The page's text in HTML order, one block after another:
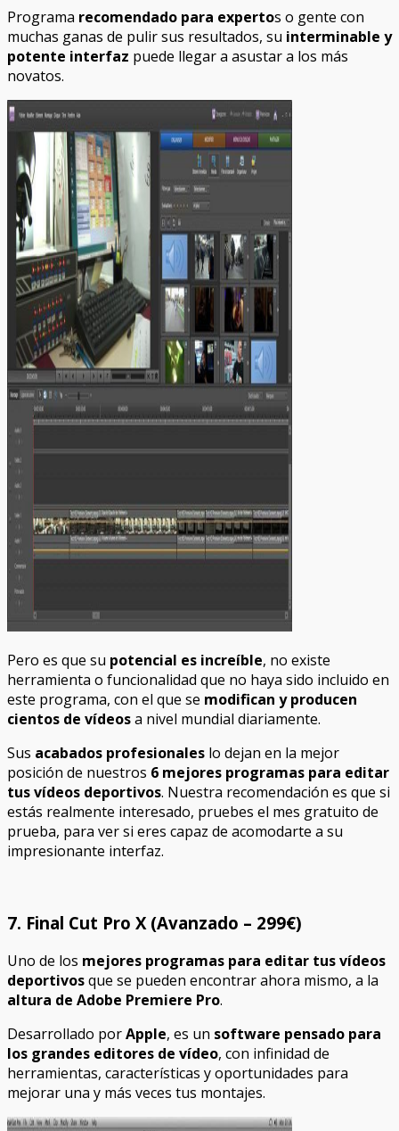
Programa recomendado para expertos o gente con
muchas ganas de pulir sus resultados, su interminable y
potente interfaz puede llegar a asustar a los más
novatos.
Pero es que su potencial es increíble, no existe
herramienta o funcionalidad que no haya sido incluido en
este programa, con el que se modifican y producen
cientos de vídeosa nivel mundial diariamente.
Sus acabados profesionales lo dejan en la mejor
posición de nuestros 6 mejores programas para editar
tus vídeos deportivos. Nuestra recomendación es que si
estás realmente interesado, pruebes el mes gratuito de
prueba, para ver si eres capaz de acomodarte a su
impresionante interfaz.
7. Final Cut Pro X (Avanzado – 299€)
Uno de los mejores programas para editar tus vídeos
deportivosque se pueden encontrar ahora mismo, a la
altura de Adobe Premiere Pro.
Desarrollado porApple, es un software pensado para
los grandes editores de vídeo, con infinidad de
herramientas, características y oportunidades para
mejorar una y más veces tus montajes.